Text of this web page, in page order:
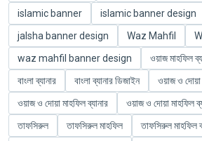
islamic banner
islamic banner design
jalsha banner design
Waz Mahfil
waz mahfil banner design
ওয়াজ মাহফিল
বাংলা ব্যানার
বাংলা ব্যানার ডিজাইন
ওয়াজ ও দোয়া
ওয়াজ ও দোয়া মাহফিল ব্যানার
ওয়াজ ও দোয়া মাহফিল
তাফসিরুল
তাফসিরুল মাহফিল
তাফসিরুল মাহফিল